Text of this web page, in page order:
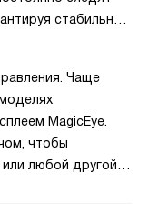
стабильные
от заданной
сигнал
меры. Такая
хранение,
Чаще
MagicEye.
чтобы
любой другой